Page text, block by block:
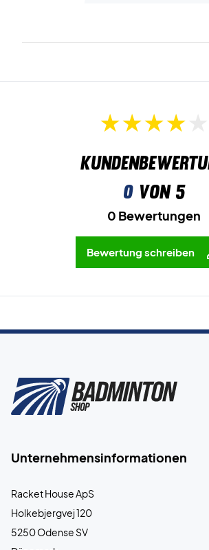
0von 5
0 Bewertungen
Bewertung schreiben
Unternehmensinformationen
Racket House ApS
Holkebjergvej 120
5250 Odense SV